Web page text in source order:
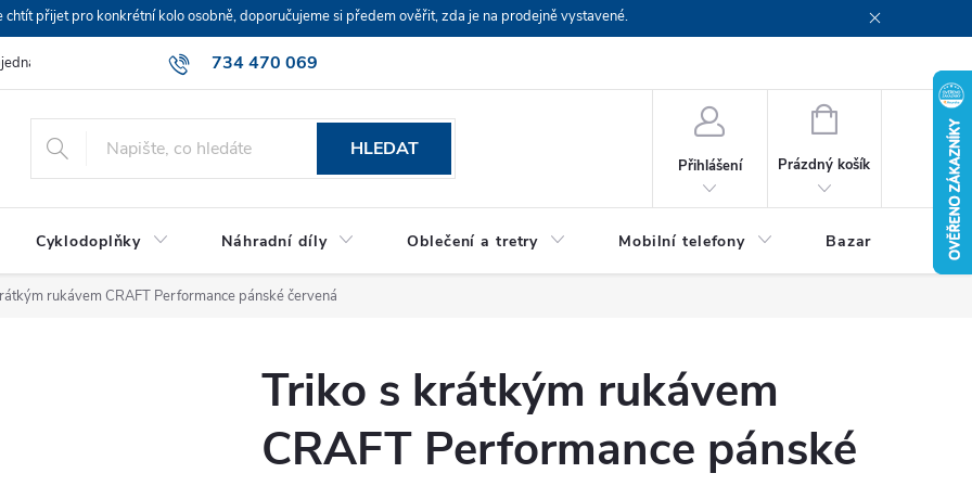
přijet pro konkrétní kolo osobně, doporučujeme si předem ověřit, zda je na prodejně vystavené.
734 470 069
HLEDAT
Přihlášení
NÁKUPNÍ
Prázdný košík
Cyklodoplňky Náhradní díly Oblečení a tretry Mobilní telefony Bazar Servis
rukávem CRAFT Performance pánské červená
Triko s krátkým rukávem
CRAFT Performance pánské